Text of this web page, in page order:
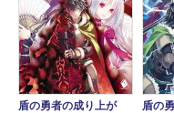
盾の勇者の成り上が
盾の